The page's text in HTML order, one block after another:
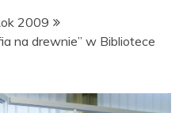
2009
na drewnie” w Bibliotece